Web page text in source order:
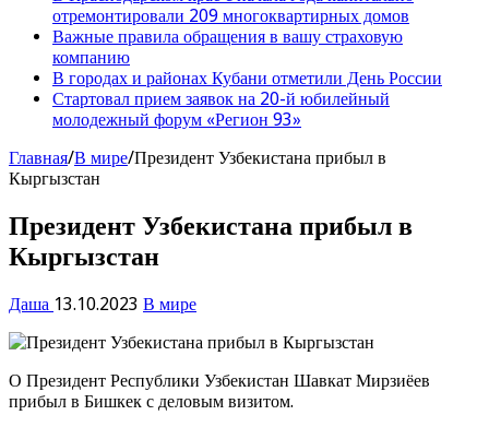
отремонтировали 209 многоквартирных домов
Важные правила обращения в вашу страховую
компанию
В городах и районах Кубани отметили День России
Стартовал прием заявок на 20-й юбилейный
молодежный форум «Регион 93»
Главная/В мире/Президент Узбекистана прибыл в
Кыргызстан
Президент Узбекистана прибыл в
Кыргызстан
Даша 13.10.2023 В мире
О Президент Республики Узбекистан Шавкат Мирзиёев
прибыл в Бишкек с деловым визитом.